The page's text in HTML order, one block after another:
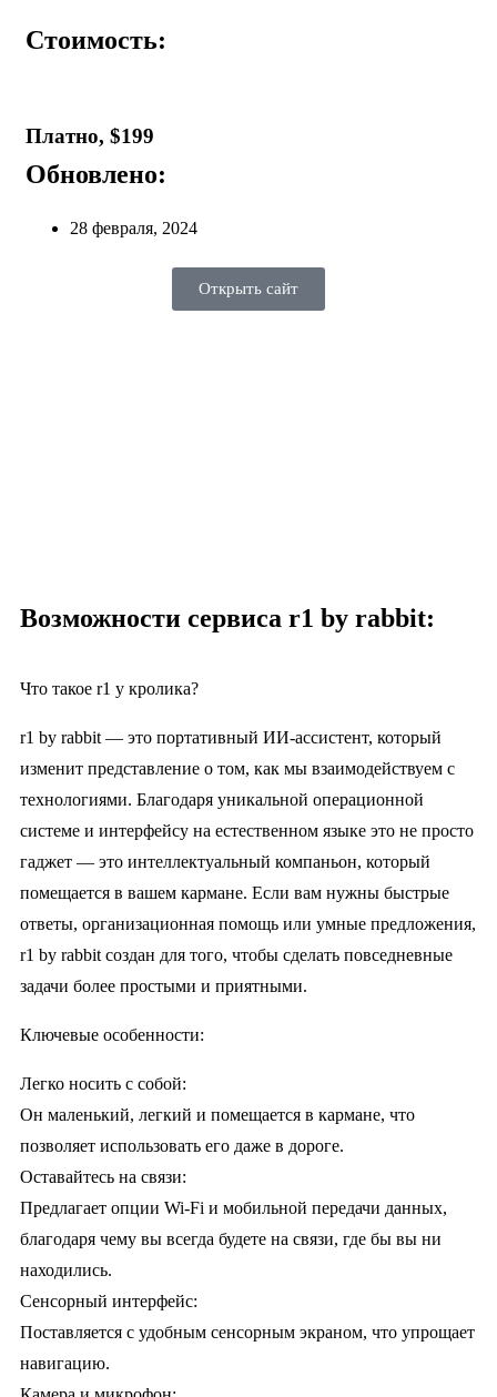
Стоимость:
Платно, $199
Обновлено:
28 февраля, 2024
Открыть сайт
Возможности сервиса r1 by rabbit:
Что такое r1 у кролика?
r1 by rabbit — это портативный ИИ-ассистент, который
изменит представление о том, как мы взаимодействуем с
технологиями. Благодаря уникальной операционной
системе и интерфейсу на естественном языке это не просто
гаджет — это интеллектуальный компаньон, который
помещается в вашем кармане. Если вам нужны быстрые
ответы, организационная помощь или умные предложения,
r1 by rabbit создан для того, чтобы сделать повседневные
задачи более простыми и приятными.
Ключевые особенности:
Легко носить с собой:
Он маленький, легкий и помещается в кармане, что
позволяет использовать его даже в дороге.
Оставайтесь на связи:
Предлагает опции Wi-Fi и мобильной передачи данных,
благодаря чему вы всегда будете на связи, где бы вы ни
находились.
Сенсорный интерфейс:
Поставляется с удобным сенсорным экраном, что упрощает
навигацию.